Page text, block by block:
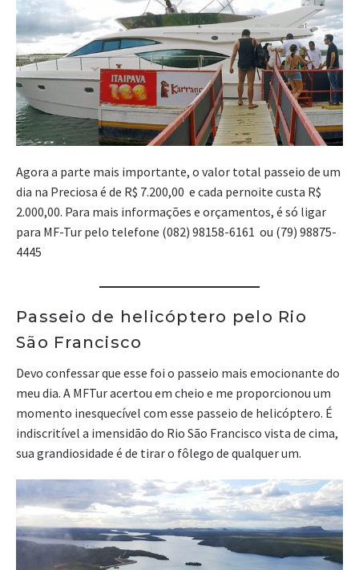
Agora a parte mais importante, o valor total passeio de um
dia na Preciosa é de R$ 7.200,00 e cada pernoite custa R$
2.000,00. Para mais informações e orçamentos, é só ligar
para MF-Tur pelo telefone (082) 98158-6161 ou (79) 98875-
4445
Passeio de helicóptero pelo Rio
São Francisco
Devo confessar que esse foi o passeio mais emocionante do
meu dia. A MFTur acertou em cheio e me proporcionou um
momento inesquecível com esse passeio de helicóptero. É
indiscritível a imensidão do Rio São Francisco vista de cima,
sua grandiosidade é de tirar o fôlego de qualquer um.